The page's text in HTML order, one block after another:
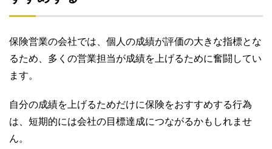
保険営業の会社では、個人の成績が評価の大きな指標とな
るため、多くの営業担当が成績を上げるために奮闘してい
ます。
自分の成績を上げるためだけに保険をおすすめする行為
は、短期的には会社の目標達成につながるかもしれませ
ん。